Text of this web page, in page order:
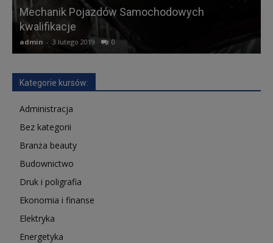
Mechanik Pojazdów Samochodowych
kwalifikacje
admin - 3 lutego 2019 0
Kategorie kursów:
Administracja
Bez kategorii
Branża beauty
Budownictwo
Druk i poligrafia
Ekonomia i finanse
Elektryka
Energetyka